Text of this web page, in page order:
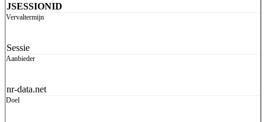
JSESSIONID
Sessie
nr-data.net